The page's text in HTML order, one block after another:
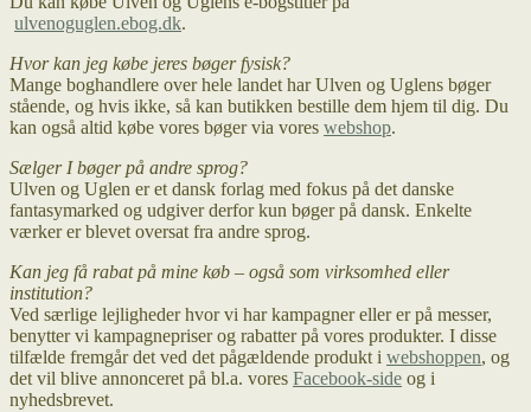
ulvenoguglen.ebog.dk.
Hvor kan jeg købe jeres bøger fysisk?
Mange boghandlere over hele landet har Ulven og Uglens bøger
stående, og hvis ikke, så kan butikken bestille dem hjem til dig. Du
kan også altid købe vores bøger via vores webshop.
Sælger I bøger på andre sprog?
Ulven og Uglen er et dansk forlag med fokus på det danske
fantasymarked og udgiver derfor kun bøger på dansk. Enkelte
værker er blevet oversat fra andre sprog.
Kan jeg få rabat på mine køb – også som virksomhed eller
institution?
Ved særlige lejligheder hvor vi har kampagner eller er på messer,
benytter vi kampagnepriser og rabatter på vores produkter. I disse
tilfælde fremgår det ved det pågældende produkt i webshoppen, og
det vil blive annonceret på bl.a. vores Facebook-side og i
nyhedsbrevet.